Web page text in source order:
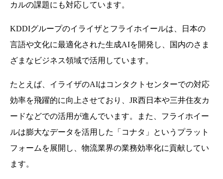
カルの課題にも対応しています。
KDDIグループのイライザとフライホイールは、日本の
言語や文化に最適化された生成AIを開発し、国内のさま
ざまなビジネス領域で活用しています。
たとえば、イライザのAIはコンタクトセンターでの対応
効率を飛躍的に向上させており、JR西日本や三井住友カ
ードなどでの活用が進んでいます。また、フライホイー
ルは膨大なデータを活用した「コナタ」というプラット
フォームを展開し、物流業界の業務効率化に貢献してい
ます。